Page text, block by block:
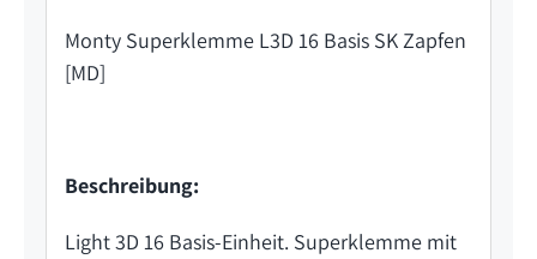
Monty Superklemme L3D 16 Basis SK Zapfen
[MD]
Beschreibung:
Light 3D 16 Basis-Einheit. Superklemme mit